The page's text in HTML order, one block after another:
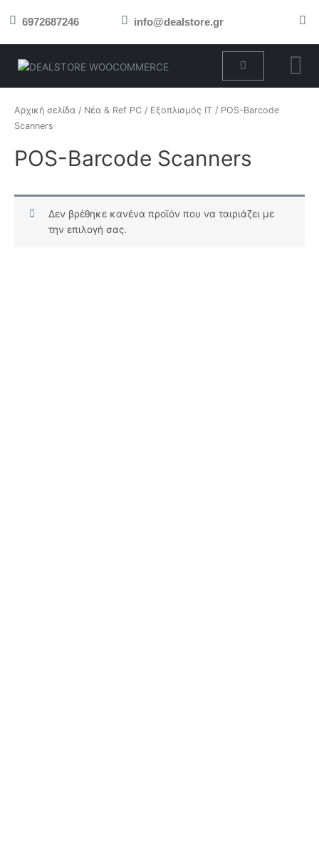
στο 6972687246 info@dealstore.gr
Cart
Αρχική σελίδα / Νέα & Ref PC / Εξοπλισμός IT / POS-Barcode
Scanners
POS-Barcode Scanners
Δεν βρέθηκε κανένα προϊόν που να ταιριάζει με
την επιλογή σας.